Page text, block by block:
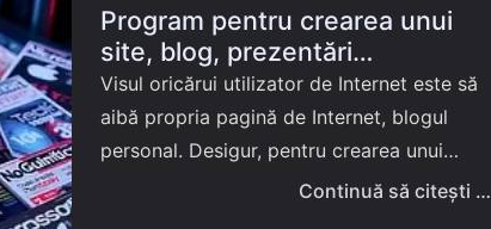
on
Program pentru crearea unui
site, blog, prezentări
interactive: WebSite X5 Free
Visul oricărui utilizator de Internet este să
aibă propria pagină de Internet, blogul
personal. Desigur, pentru crearea unui
asemenea site, experiența își spune
Continuă să citești …